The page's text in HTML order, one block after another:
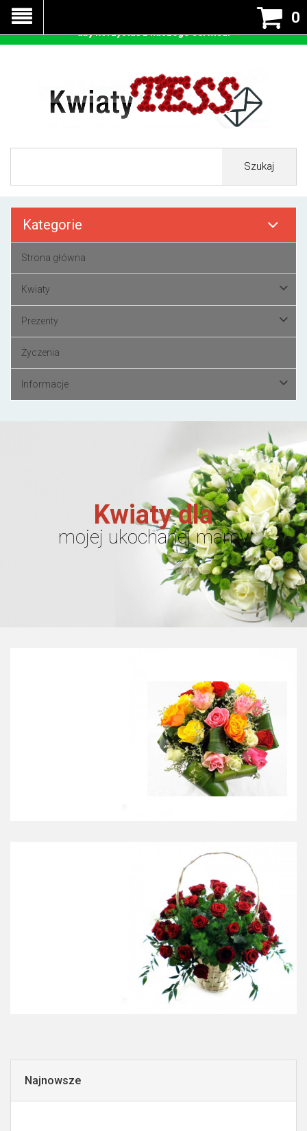
0
Szukaj
Kategorie
Strona główna
Kwiaty
Prezenty
Życzenia
Informacje
Kwiaty dla
mojej ukochanej mamy
Najnowsze
Nasza strona korzysta z cookies - czyli tzw ciastek w celu
prawidłowego działania. Zaakceptuj przyjmowanie cookies
aby korzystać z naszego serwisu.